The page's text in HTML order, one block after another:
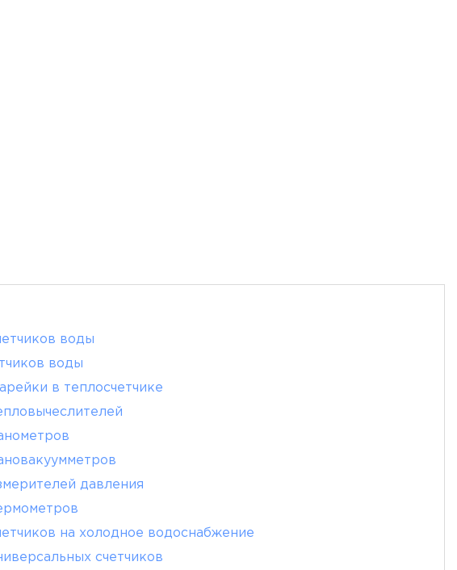
воды
воды
в теплосчетчике
давления
на холодное водоснабжение
счетчиков